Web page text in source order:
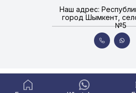
Наш адрес:
город Шымкент,
№5